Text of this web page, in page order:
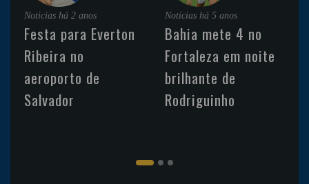
Noticias há 2 anos
Festa para Everton
Ribeira no
aeroporto de
Salvador
Noticias há 5 anos
Bahia mete 4 no
Fortaleza em noite
brilhante de
Rodriguinho